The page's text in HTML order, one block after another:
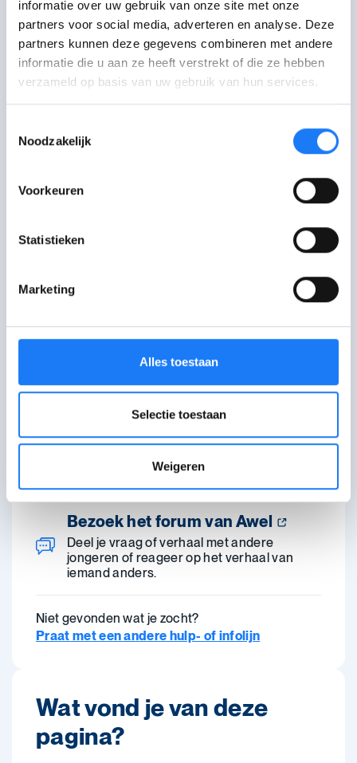
informatie over uw gebruik van onze site met onze
partners voor social media, adverteren en analyse. Deze
partners kunnen deze gegevens combineren met andere
informatie die u aan ze heeft verstrekt of die ze hebben
verzameld op basis van uw gebruik van hun services.
Noodzakelijk
Voorkeuren
Statistieken
Marketing
Alles toestaan
Selectie toestaan
Weigeren
afkeuring blijft bestaan, verlies je niet
alleen de belangrijke steunfiguren in je
leven, het kan ook je relatie moeilijker
maken.
open tot 22:00
Maandag-zaterdag
Mail met Awel
open tot 22:00
Bel met Awel
zaterdag van 16:00-22:00 uur. Woensdag
van 14:00-22:00 uur. Je kan even in de
wachtrij komen.
Bezoek het forum van Awel
Deel je vraag of verhaal met andere
jongeren of reageer op het verhaal van
iemand anders.
Niet gevonden wat je zocht?
Praat met een andere hulp- of infolijn
Wat vond je van deze
pagina?